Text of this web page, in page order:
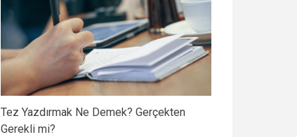
Tez Yazdırmak Ne Demek? Gerçekten
Gerekli mi?